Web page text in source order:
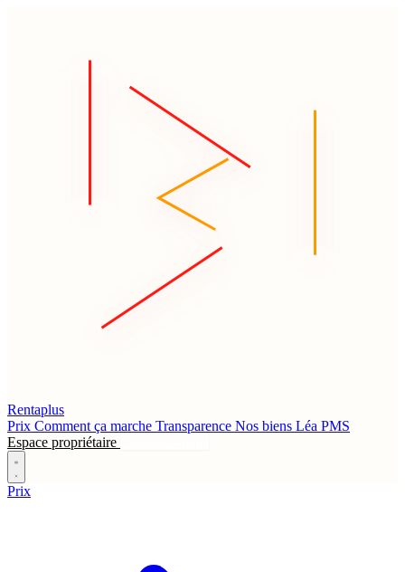
Rentaplus
Prix Comment ça marche Transparence Nos biens Léa PMS
Espace propriétaire
Prix